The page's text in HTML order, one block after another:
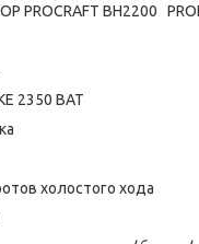
PROCRAFT BH2200
2350 ВАТ
холостого хода